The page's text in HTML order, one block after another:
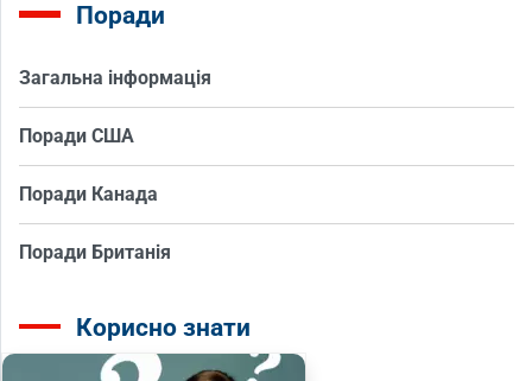
Поради
Загальна інформація
Поради США
Поради Канада
Поради Британія
Корисно знати